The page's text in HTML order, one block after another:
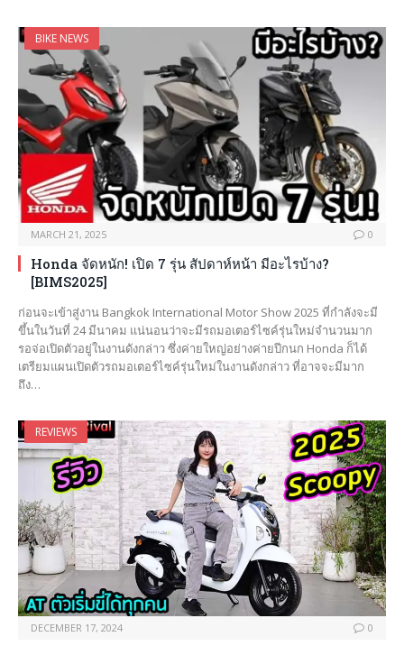
BIKE NEWS
MARCH 21, 2025 0
Honda จัดหนัก! เปิด 7 รุ่น สัปดาห์หน้า มีอะไรบ้าง?
[BIMS2025]
ก่อนจะเข้าสู่งาน Bangkok International Motor Show 2025 ที่กำลังจะมี
ขึ้นในวันที่ 24 มีนาคม แน่นอนว่าจะมีรถมอเตอร์ไซค์รุ่นใหม่จำนวนมาก
รอจ่อเปิดตัวอยู่ในงานดังกล่าว ซึ่งค่ายใหญ่อย่างค่ายปีกนก Honda ก็ได้
เตรียมแผนเปิดตัวรถมอเตอร์ไซค์รุ่นใหม่ในงานดังกล่าว ที่อาจจะมีมาก
ถึง…
REVIEWS
DECEMBER 17, 2024 0